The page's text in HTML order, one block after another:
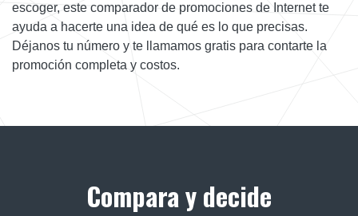
escoger, este comparador de promociones de Internet te
ayuda a hacerte una idea de qué es lo que precisas.
Déjanos tu número y te llamamos gratis para contarte la
promoción completa y costos.
Compara y decide